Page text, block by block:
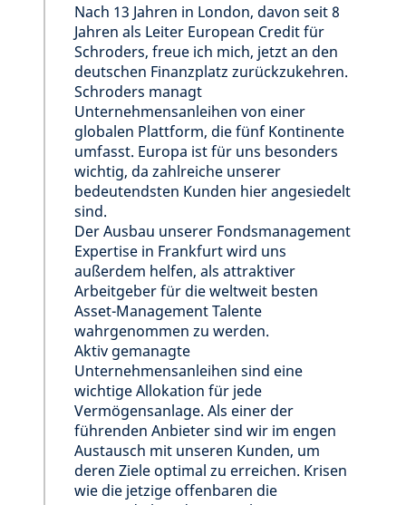
Nach 13 Jahren in London, davon seit 8
Jahren als Leiter European Credit für
Schroders, freue ich mich, jetzt an den
deutschen Finanzplatz zurückzukehren.
Schroders managt
Unternehmensanleihen von einer
globalen Plattform, die fünf Kontinente
umfasst. Europa ist für uns besonders
wichtig, da zahlreiche unserer
bedeutendsten Kunden hier angesiedelt
sind.
Der Ausbau unserer Fondsmanagement
Expertise in Frankfurt wird uns
außerdem helfen, als attraktiver
Arbeitgeber für die weltweit besten
Asset-Management Talente
wahrgenommen zu werden.
Aktiv gemanagte
Unternehmensanleihen sind eine
wichtige Allokation für jede
Vermögensanlage. Als einer der
führenden Anbieter sind wir im engen
Austausch mit unseren Kunden, um
deren Ziele optimal zu erreichen. Krisen
wie die jetzige offenbaren die